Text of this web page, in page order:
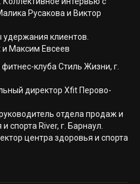
Русакова и Виктор
удержания клиентов.
Максим Евсеев
клуба Стиль Жизни, г.
директор Xfit Перово-
отдела продаж и
спорта River, г. Барнаул.
центра здоровья и спорта